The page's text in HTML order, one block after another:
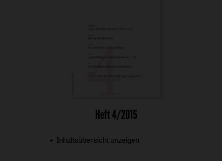
Heft 4/2015
Inhaltsübersicht anzeigen